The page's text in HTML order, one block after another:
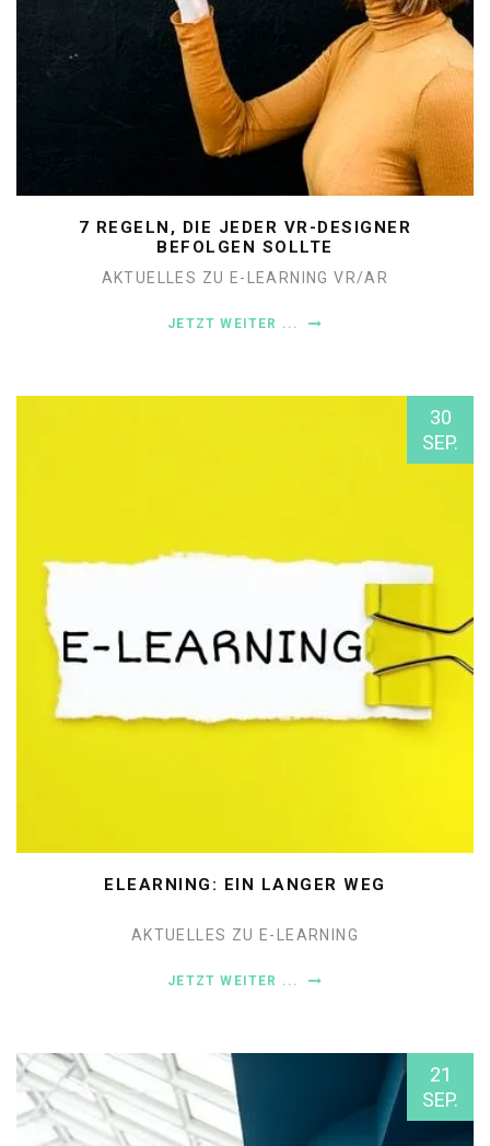
7 REGELN, DIE JEDER VR-DESIGNER
BEFOLGEN SOLLTE
AKTUELLES ZU E-LEARNINGVR/AR
JETZT WEITER ...
30
SEP.
ELEARNING: EIN LANGER WEG
AKTUELLES ZU E-LEARNING
JETZT WEITER ...
21
SEP.